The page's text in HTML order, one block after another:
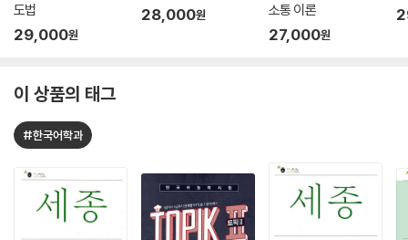
도법
29,000원
28,000원
소통 이론
27,000원
이 상품의 태그
#한국어학과